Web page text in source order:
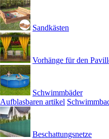
Sandkästen
Vorhänge für den
Schwimmbäder
Aufblasbaren artikel
Beschattungsnetze